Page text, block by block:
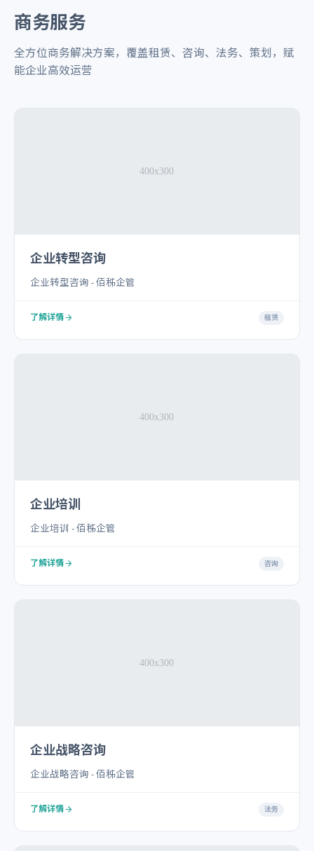
商务服务
全方位商务解决方案，覆盖租赁、咨询、法务、策划，赋
能企业高效运营
企业转型咨询
企业转型咨询 - 佰秭企管
了解详情 租赁
企业培训
企业培训 - 佰秭企管
了解详情 咨询
企业战略咨询
企业战略咨询 - 佰秭企管
了解详情 法务